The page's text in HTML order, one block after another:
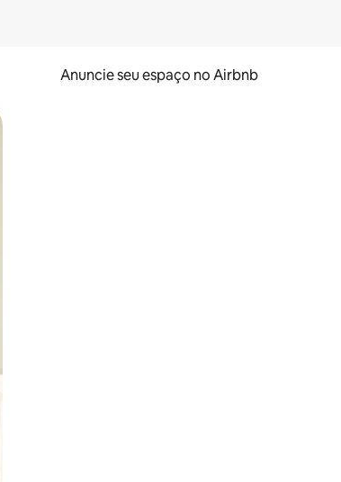
Anuncie seu espaço no Airbnb
dedo na tela.